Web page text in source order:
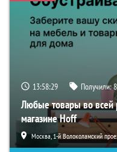
13:58:28 Получили:
Любые товары во всей
магазине Hoff
Москва, 1-й Волоколамский